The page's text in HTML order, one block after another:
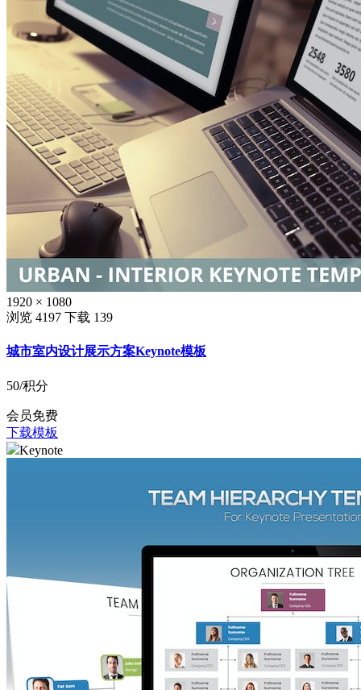
1920 × 1080
浏览 4197 下载 139
城市室内设计展示方案Keynote模板
50/积分
会员免费
下载模板
Keynote